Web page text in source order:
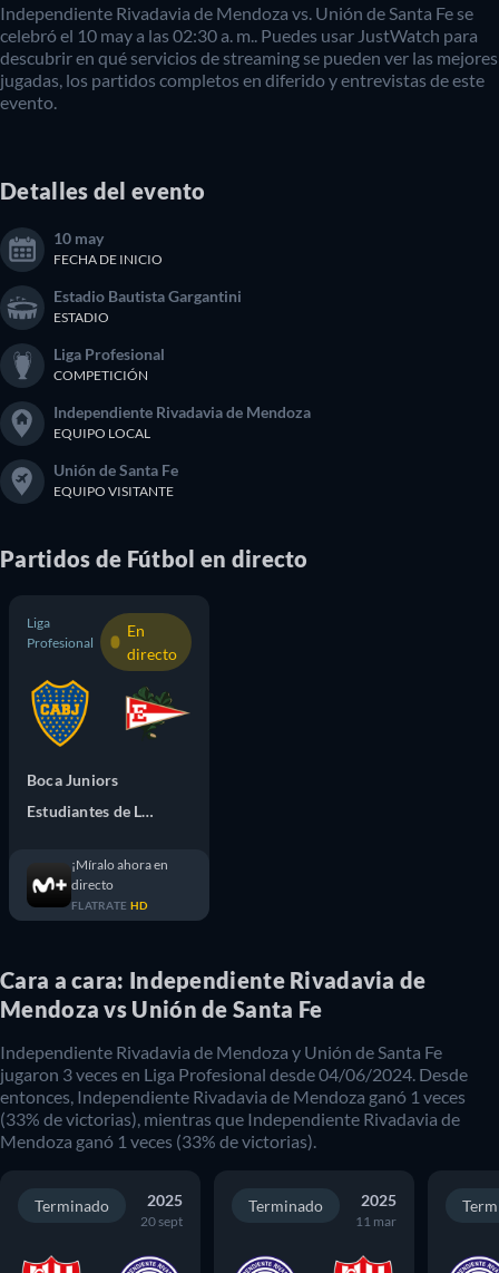
Independiente Rivadavia de Mendoza vs. Unión de Santa Fe se
celebró el 10 may a las 02:30 a. m.. Puedes usar JustWatch para
descubrir en qué servicios de streaming se pueden ver las mejores
jugadas, los partidos completos en diferido y entrevistas de este
evento.
Detalles del evento
10 may
FECHA DE INICIO
Estadio Bautista Gargantini
ESTADIO
Liga Profesional
COMPETICIÓN
Independiente Rivadavia de Mendoza
EQUIPO LOCAL
Unión de Santa Fe
EQUIPO VISITANTE
Partidos de Fútbol en directo
Liga
Profesional
En
directo
Boca Juniors
Estudiantes de La Plata
¡Míralo ahora en
directo
FLATRATE HD
Cara a cara: Independiente Rivadavia de
Mendoza vs Unión de Santa Fe
Independiente Rivadavia de Mendoza y Unión de Santa Fe
jugaron 3veces en Liga Profesional desde04/06/2024 . Desde
entonces, Independiente Rivadavia de Mendoza ganó 1 veces
(33% de victorias), mientras que Independiente Rivadavia de
Mendoza ganó 1 veces (33% de victorias).
Terminado 2025
20 sept
Terminado 2025
11 mar